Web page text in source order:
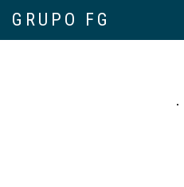
GRUPO FG
.